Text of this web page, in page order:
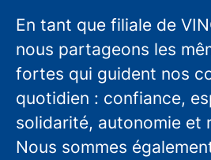
En tant que filiale de
nous partageons les
fortes qui guident nos
quotidien : confiance,
solidarité, autonomie et
Nous sommes